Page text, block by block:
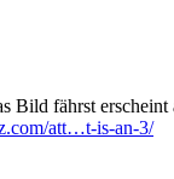
Bild fährst
att…t-is-an-3/